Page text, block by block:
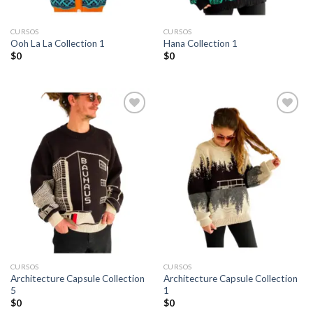
CURSOS
Ooh La La Collection 1
$0
CURSOS
Hana Collection 1
$0
Añadir
lista de
deseos
CURSOS
Architecture Capsule Collection
5
$0
Añadir
a la
lista de
deseos
CURSOS
Architecture Capsule Collection
1
$0